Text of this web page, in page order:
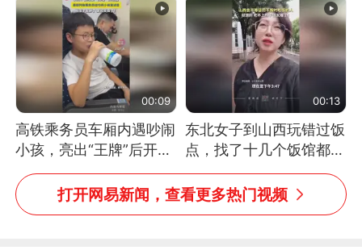
处理
00:09
高铁乘务员车厢内遇吵闹
小孩，亮出“王牌”后开启
一键静音
00:13
东北女子到山西玩错过饭
点，找了十几个饭馆都没
开门：午休到几点
打开网易新闻，查看更多热门视频